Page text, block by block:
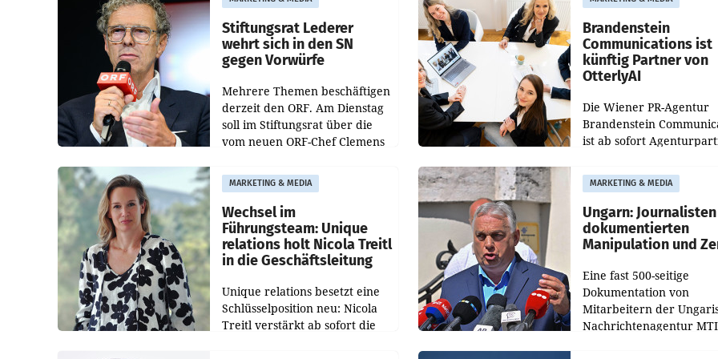
Bundeswettbewerbsbehörde
und der Bundeskartellanwalt
gegenüber Juli 2025
verdoppelte (+102
Stiftungsrat Lederer
wehrt sich in den SN
gegen Vorwürfe
Mehrere Themen beschäftigen
derzeit den ORF. Am Dienstag
soll im Stiftungsrat über die
vom neuen ORF-Chef Clemens
Besetzungen für die
Direktionen abgestimmt
werden.
Brandenstein
Communications ist
künftig Partner von
OtterlyAI
Die Wiener PR-Agentur
Brandenstein
ist ab sofort
Optimierungsplattform
OtterlyAI. Damit baut die
Agentur ihr
MARKETING & MEDIA
Wechsel im
Führungsteam: Unique
relations holt Nicola Treitl
in die Geschäftsleitung
Unique relations besetzt eine
Schlüsselposition neu: Nicola
Treitl verstärkt ab sofort die
MARKETING & MEDIA
Ungarn: Journalisten
dokumentierten
Manipulation und
Eine fast 500-seitige
Dokumentation von
Mitarbeitern der
Nachrichtenagentur